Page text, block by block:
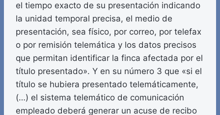
el tiempo exacto de su presentación indicando
la unidad temporal precisa, el medio de
presentación, sea físico, por correo, por telefax
o por remisión telemática y los datos precisos
que permitan identificar la finca afectada por el
título presentado». Y en su número 3 que «si el
título se hubiera presentado telemáticamente,
(…) el sistema telemático de comunicación
empleado deberá generar un acuse de recibo